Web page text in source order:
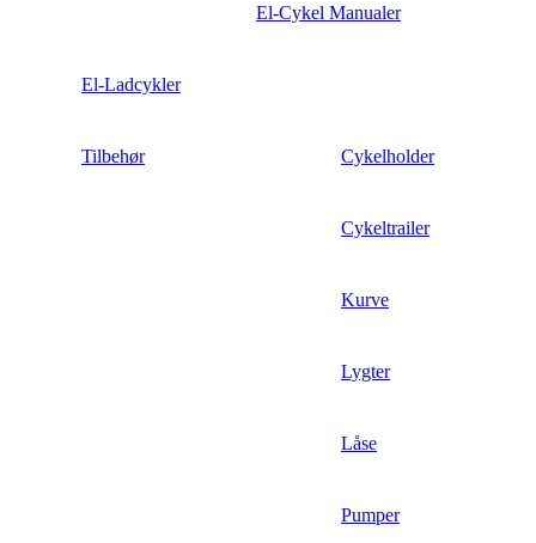
El-Cykel Manualer
El-Ladcykler
Tilbehør Cykelholder
Cykeltrailer
Kurve
Lygter
Låse
Pumper